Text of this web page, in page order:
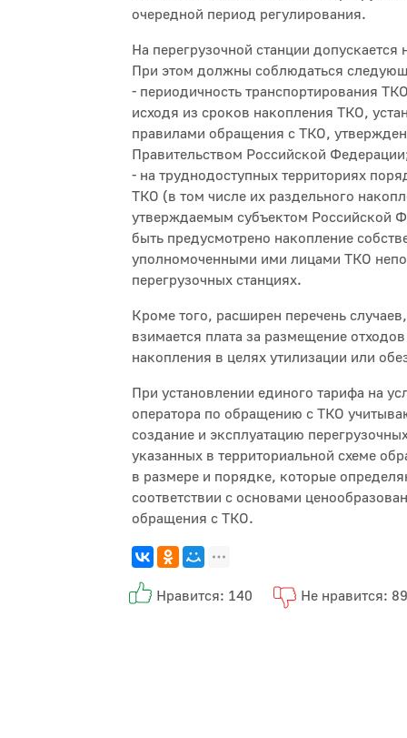
очередной период регулирования.
На перегрузочной станции
При этом должны соблюдаться
- периодичность транспортирования
исходя из сроков накопления ТКО,
правилами обращения с ТКО,
Правительством Российской
- на труднодоступных территориях
ТКО (в том числе их раздельного
утверждаемым субъектом Российской
быть предусмотрено накопление
уполномоченными ими лицами ТКО
перегрузочных станциях.
Кроме того, расширен перечень
взимается плата за размещение
накопления в целях утилизации или
При установлении единого тарифа на
оператора по обращению с ТКО
создание и эксплуатацию
указанных в территориальной схеме
в размере и порядке, которые
соответствии с основами
обращения с ТКО.
Нравится: 140 Не нравится: 89